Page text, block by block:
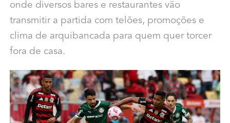
onde diversos bares e restaurantes vão
transmitir a partida com telões, promoções e
clima de arquibancada para quem quer torcer
fora de casa.